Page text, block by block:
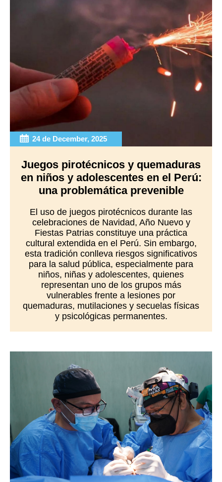
24 de December, 2025
Juegos pirotécnicos y quemaduras
en niños y adolescentes en el Perú:
una problemática prevenible
El uso de juegos pirotécnicos durante las
celebraciones de Navidad, Año Nuevo y
Fiestas Patrias constituye una práctica
cultural extendida en el Perú. Sin embargo,
esta tradición conlleva riesgos significativos
para la salud pública, especialmente para
niños, niñas y adolescentes, quienes
representan uno de los grupos más
vulnerables frente a lesiones por
quemaduras, mutilaciones y secuelas físicas
y psicológicas permanentes.